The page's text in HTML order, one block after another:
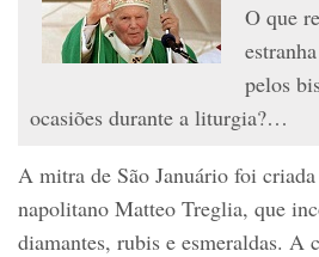
O que
pelos
ocasiões durante a liturgia?…
A mitra de São Januário foi
napolitano Matteo Treglia, que
diamantes, rubis e esmeraldas. A